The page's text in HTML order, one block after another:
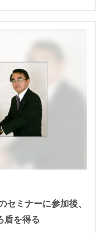
ミナーに参加後、
盾を得る